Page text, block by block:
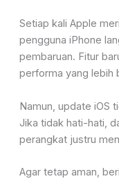
Setiap kali Apple
pengguna iPhone
pembaruan. Fitur
performa yang lebih
Namun, update iOS
Jika tidak hati-hati,
perangkat justru
Agar tetap aman,